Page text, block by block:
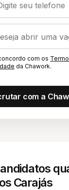
seu telefone
com os
da Chawork.
com a
Carajás